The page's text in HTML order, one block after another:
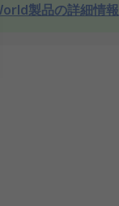
製品の詳細情報